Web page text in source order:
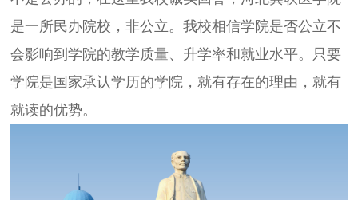
是一所民办院校，非公立。我校相信学院是否公立不
会影响到学院的教学质量、升学率和就业水平。只要
学院是国家承认学历的学院，就有存在的理由，就有
就读的优势。